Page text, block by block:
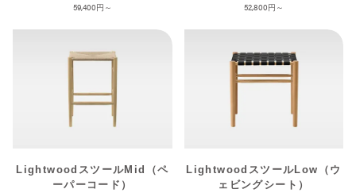
59,400 52,800
LightwoodスツールMid（ペ
ーパーコード）
LightwoodスツールLow（ウ
ェビングシート）